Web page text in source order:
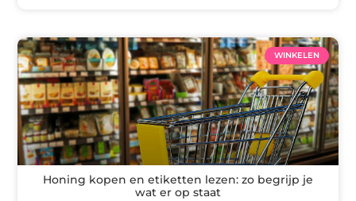
WINKELEN
Honing kopen en etiketten lezen: zo begrijp je
wat er op staat